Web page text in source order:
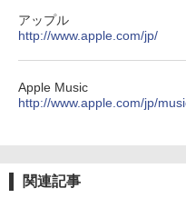
アップル
http://www.apple.com/jp/
Apple Music
http://www.apple.com/jp/
関連記事